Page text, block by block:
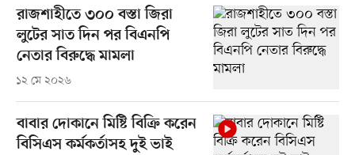
রাজশাহীতে ৩০০ বস্তা জিরা
লুটের সাত দিন পর বিএনপি
নেতার বিরুদ্ধে মামলা
১২ মে ২০২৬
বাবার দোকানে মিষ্টি বিক্রি করেন
বিসিএস কর্মকর্তাসহ দুই ভাই